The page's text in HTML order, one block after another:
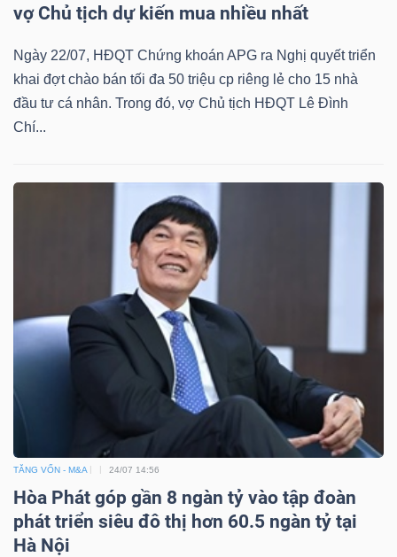
vợ Chủ tịch dự kiến mua nhiều nhất
Ngày 22/07, HĐQT Chứng khoán APG ra Nghị quyết triển
khai đợt chào bán tối đa 50 triệu cp riêng lẻ cho 15 nhà
đầu tư cá nhân. Trong đó, vợ Chủ tịch HĐQT Lê Đình
Chí...
TĂNG VỐN - M&A 24/07 14:56
Hòa Phát góp gần 8 ngàn tỷ vào tập đoàn
phát triển siêu đô thị hơn 60.5 ngàn tỷ tại
Hà Nội